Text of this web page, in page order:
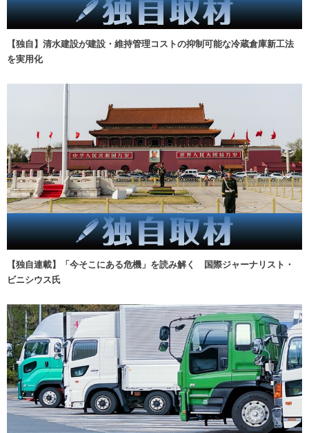
【独自】清水建設が建設・維持管理コストの抑制可能な冷蔵倉庫新工法
を実用化
【独自連載】「今そこにある危機」を読み解く 国際ジャーナリスト・
ビニシウス氏